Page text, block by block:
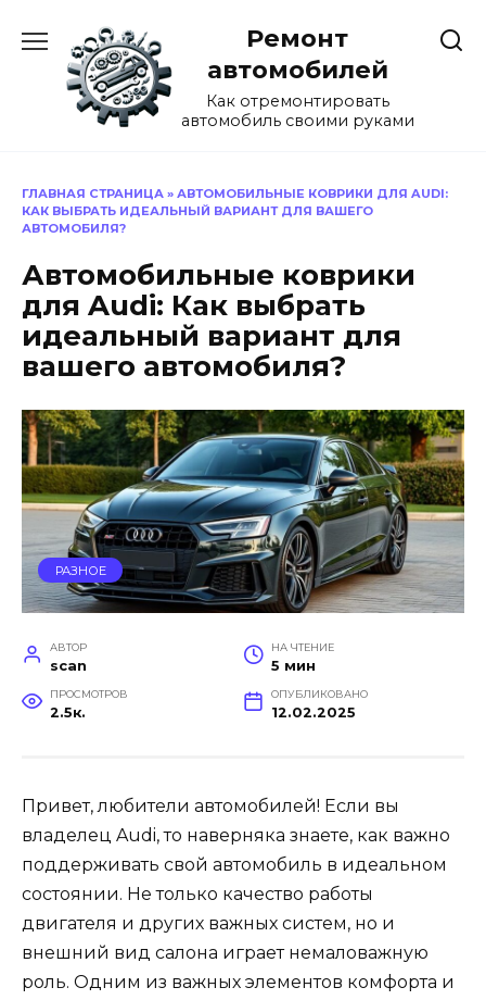
содержанию
Ремонт
автомобилей
Как отремонтировать
автомобиль своими руками
ГЛАВНАЯ СТРАНИЦА » АВТОМОБИЛЬНЫЕ КОВРИКИ ДЛЯ AUDI:
КАК ВЫБРАТЬ ИДЕАЛЬНЫЙ ВАРИАНТ ДЛЯ ВАШЕГО
АВТОМОБИЛЯ?
Автомобильные коврики
для Audi: Как выбрать
идеальный вариант для
вашего автомобиля?
РАЗНОЕ
АВТОР
scan
НА ЧТЕНИЕ
5 мин
ПРОСМОТРОВ
2.5к.
ОПУБЛИКОВАНО
12.02.2025
Привет, любители автомобилей! Если вы
владелец Audi, то наверняка знаете, как важно
поддерживать свой автомобиль в идеальном
состоянии. Не только качество работы
двигателя и других важных систем, но и
внешний вид салона играет немаловажную
роль. Одним из важных элементов комфорта и